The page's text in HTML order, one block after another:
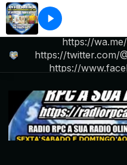
R P C .A RADIO DO
https://
https://twitter.com/
https://